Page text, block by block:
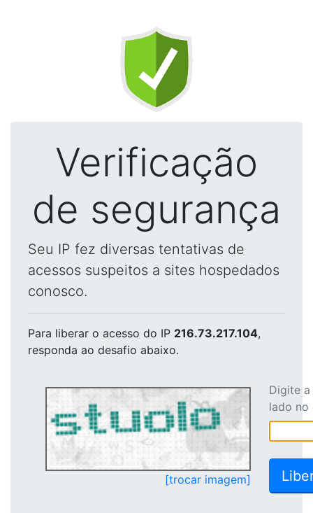
Verificação
de segurança
Seu IP fez diversas tentativas de
acessos suspeitos a sites hospedados
conosco.
Para liberar o acesso do IP 216.73.217.104,
responda ao desafio abaixo.
[trocar imagem]
Digite
lado no